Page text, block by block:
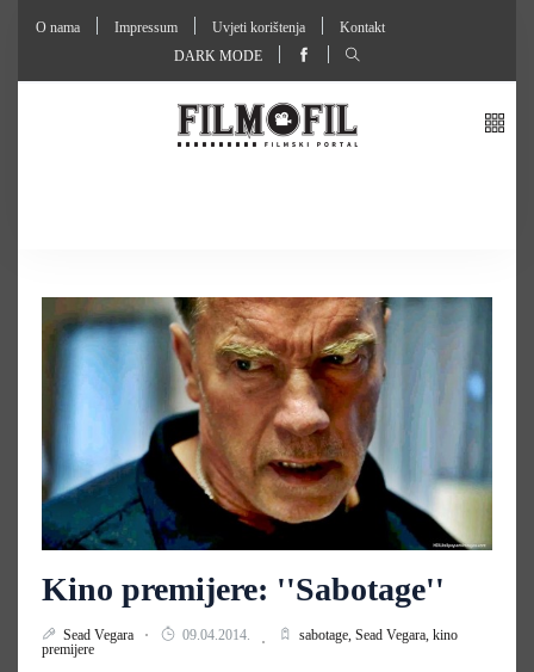
O nama Impressum Uvjeti korištenja
Kontakt
DARK MODE
Kino premijere: ''Sabotage''
Sead Vegara 09.04.2014. sabotage, Sead Vegara, kino
premijere